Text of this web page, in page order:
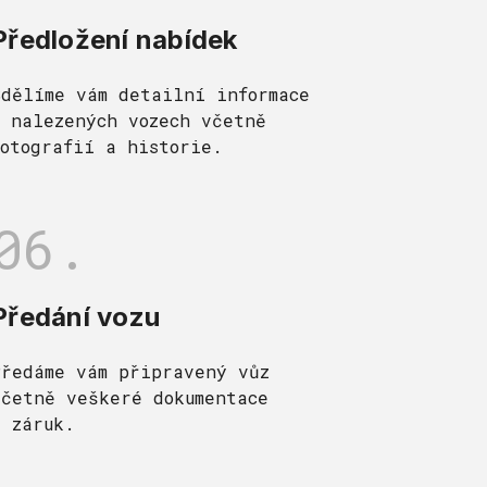
nabídek
vám detailní informace
nalezených vozech včetně
a historie.
vozu
vám připravený vůz
veškeré dokumentace
záruk.